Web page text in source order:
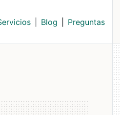
Blog Preguntas